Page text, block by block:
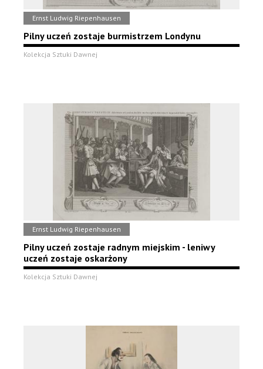
Ernst Ludwig Riepenhausen
Pilny uczeń zostaje burmistrzem Londynu
Kolekcja Sztuki Dawnej
Ernst Ludwig Riepenhausen
Pilny uczeń zostaje radnym miejskim - leniwy
uczeń zostaje oskarżony
Kolekcja Sztuki Dawnej